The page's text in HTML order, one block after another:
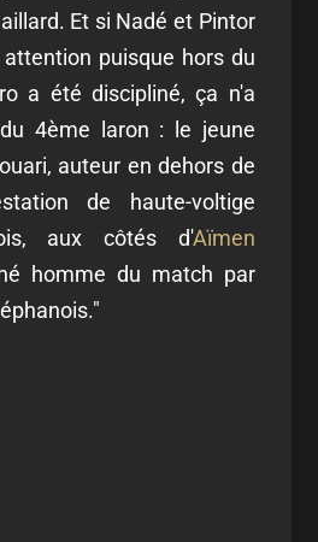
Et si Nadé et Pintor
puisque hors du
a été discipliné, ça n'a
4ème laron : le jeune
auteur en dehors de
de haute-voltige
aux côtés d'Aïmen
homme du match par